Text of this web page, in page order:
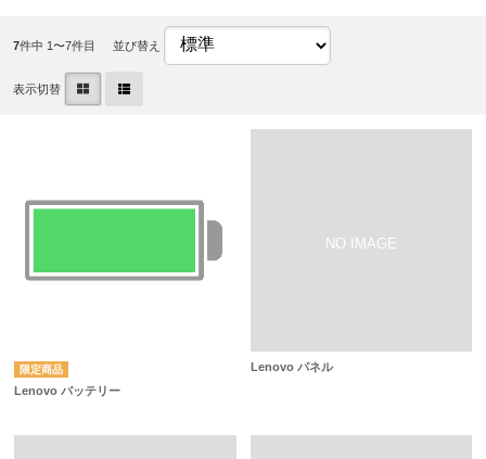
7件中 1〜7件目 並び替え
表示切替
Lenovo バッテリー
Lenovo パネル